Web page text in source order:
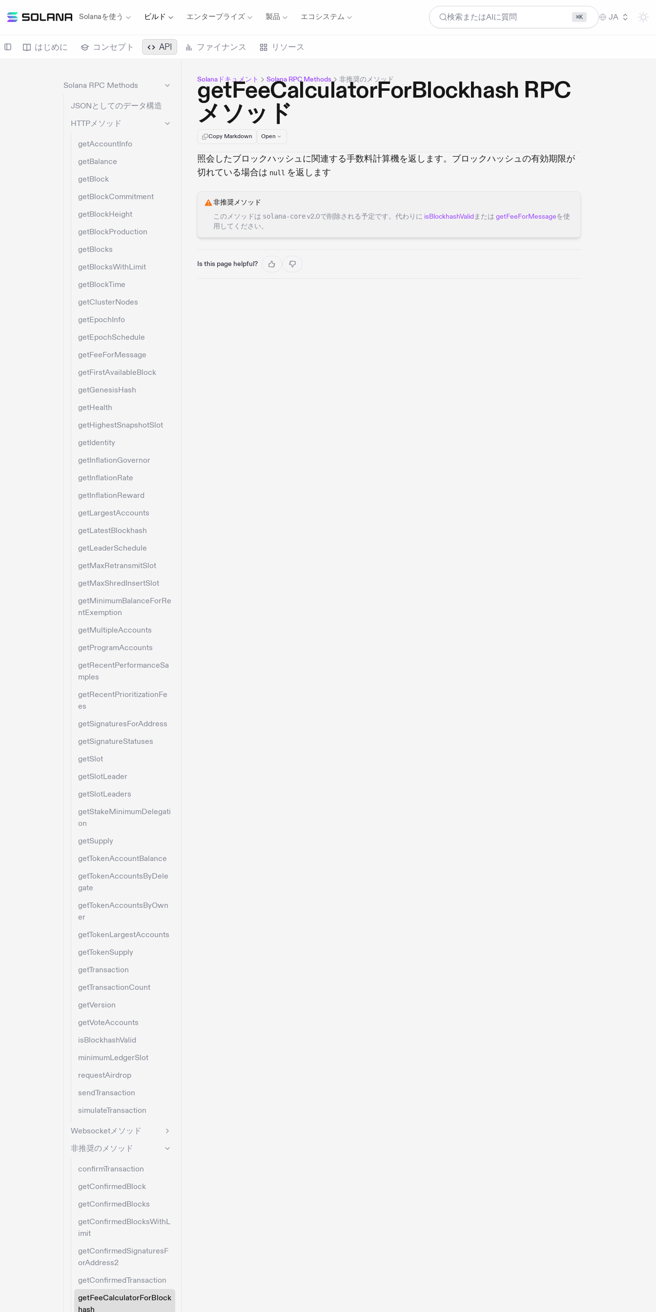
Solanaを使う ビルド エンタープライズ 製品 エコシステム 検索またはAIに質問 ⌘K JA
はじめに コンセプト API ファイナンス リソース
Solana RPC Methods
JSONとしてのデータ構造
HTTPメソッド
getAccountInfo
getBalance
getBlock
getBlockCommitment
getBlockHeight
getBlockProduction
getBlocks
getBlocksWithLimit
getBlockTime
getClusterNodes
getEpochInfo
getEpochSchedule
getFeeForMessage
getFirstAvailableBlock
getGenesisHash
getHealth
getHighestSnapshotSlot
getIdentity
getInflationGovernor
getInflationRate
getInflationReward
getLargestAccounts
getLatestBlockhash
getLeaderSchedule
getMaxRetransmitSlot
getMaxShredInsertSlot
getMinimumBalanceForRe
ntExemption
getMultipleAccounts
getProgramAccounts
getRecentPerformanceSa
mples
getRecentPrioritizationFe
es
getSignaturesForAddress
getSignatureStatuses
getSlot
getSlotLeader
getSlotLeaders
getStakeMinimumDelegati
on
getSupply
getTokenAccountBalance
getTokenAccountsByDele
gate
getTokenAccountsByOwn
er
getTokenLargestAccounts
getTokenSupply
getTransaction
getTransactionCount
getVersion
getVoteAccounts
isBlockhashValid
minimumLedgerSlot
requestAirdrop
sendTransaction
simulateTransaction
Websocketメソッド
非推奨のメソッド
confirmTransaction
getConfirmedBlock
getConfirmedBlocks
getConfirmedBlocksWithL
imit
getConfirmedSignaturesF
orAddress2
getConfirmedTransaction
getFeeCalculatorForBlock
hash
Solanaドキュメント Solana RPC Methods 非推奨のメソッド
getFeeCalculatorForBlockhash RPC
メソッド
Copy Markdown Open
照会したブロックハッシュに関連する手数料計算機を返します。ブロックハッシュの有効期限が
切れている場合は null を返します
非推奨メソッド
このメソッドは solana-corev2.0で削除される予定です。代わりに isBlockhashValidまたは getFeeForMessageを使
用してください。
Is this page helpful?